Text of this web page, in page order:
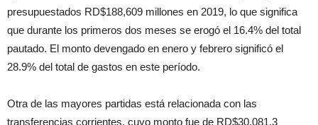
presupuestados RD$188,609 millones en 2019, lo que significa
que durante los primeros dos meses se erogó el 16.4% del total
pautado. El monto devengado en enero y febrero significó el
28.9% del total de gastos en este período.
Otra de las mayores partidas está relacionada con las
transferencias corrientes, cuyo monto fue de RD$30,081.3